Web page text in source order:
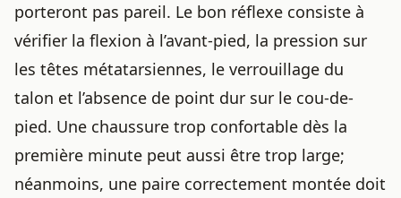
porteront pas pareil. Le bon réflexe consiste à
vérifier la flexion à l’avant-pied, la pression sur
les têtes métatarsiennes, le verrouillage du
talon et l’absence de point dur sur le cou-de-
pied. Une chaussure trop confortable dès la
première minute peut aussi être trop large;
néanmoins, une paire correctement montée doit